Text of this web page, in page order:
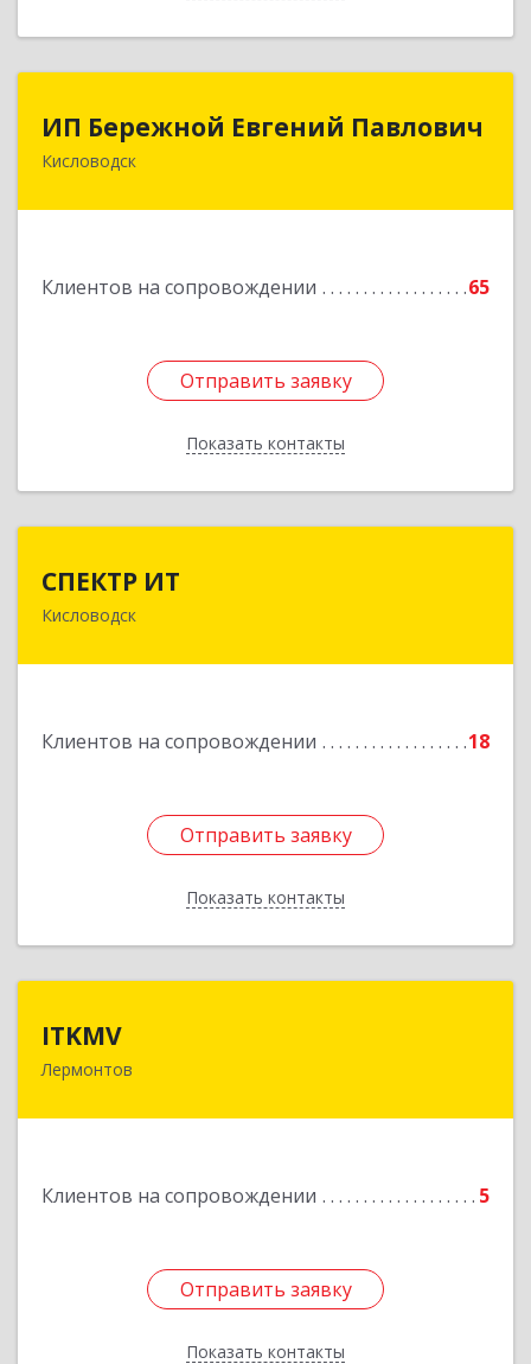
ИП Бережной Евгений Павлович
Кисловодск
Клиентов на сопровождении 65
Отправить заявку
Показать контакты
ИП Бережной Евгений Павлович
357748, Ставропольский край, Кисловодск г,
Отправить заявку
Назад
СПЕКТР ИТ
Кисловодск
Клиентов на сопровождении 18
Отправить заявку
Показать контакты
357736, Ставропольский край, Кисловодск г,
Отправить заявку
Назад
ITKMV
Лермонтов
Клиентов на сопровождении 5
Отправить заявку
Показать контакты
Отправить заявку
Назад